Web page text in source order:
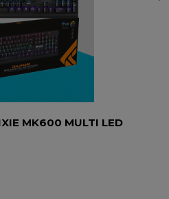
MK600 MULTI LED